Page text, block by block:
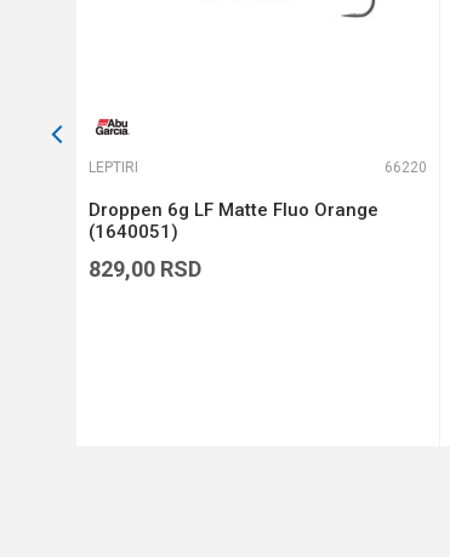
LEPTIRI 66220
Droppen 6g LF Matte Fluo Orange
(1640051)
829,00 RSD